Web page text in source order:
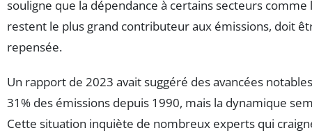
souligne que la dépendance à certains secteurs comme
restent le plus grand contributeur aux émissions, doit
repensée.
Un rapport de 2023 avait suggéré des avancées
31% des émissions depuis 1990, mais la dynamique
Cette situation inquiète de nombreux experts qui